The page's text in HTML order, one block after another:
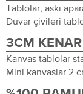
Tablolar, askı
Duvar çivileri
3CM
Kanvas tablolar
Mini kanvaslar 2